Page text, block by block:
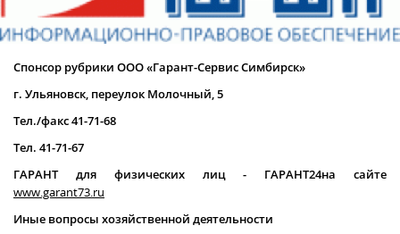
Спонсор рубрики ООО «Гарант-Сервис Симбирск»
г. Ульяновск, переулок Молочный, 5
Тел./факс 41-71-68
Тел. 41-71-67
ГАРАНТ для физических лиц - ГАРАНТ24на сайте
www.garant73.ru
Иные вопросы хозяйственной деятельности